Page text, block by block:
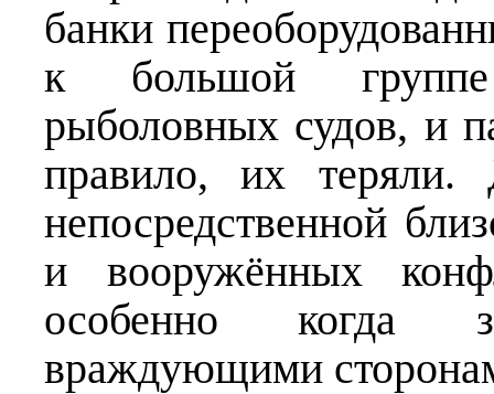
банки
к большой группе
рыболовных судов, и
правило, их теряли.
непосредственной
и вооружённых
особенно когда
враждующими